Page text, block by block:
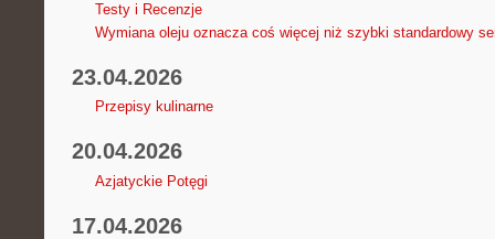
Testy i Recenzje
Wymiana oleju oznacza coś więcej niż szybki standardowy
23.04.2026
Przepisy kulinarne
20.04.2026
Azjatyckie Potęgi
17.04.2026